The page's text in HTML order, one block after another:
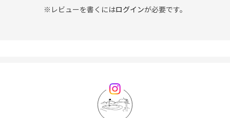
※レビューを書くにはログインが必要です。